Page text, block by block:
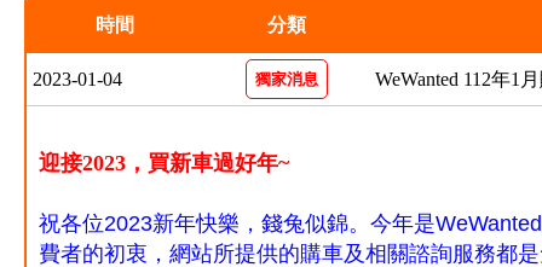
時間 分類
2023-01-04 獨家消息 WeWanted 112年1
迎接2023，買新車過好年~
祝各位2023新年快樂， 錢兔似錦。今年是
費者的初衷 ，網站所提供的購車及相關諮詢服務都